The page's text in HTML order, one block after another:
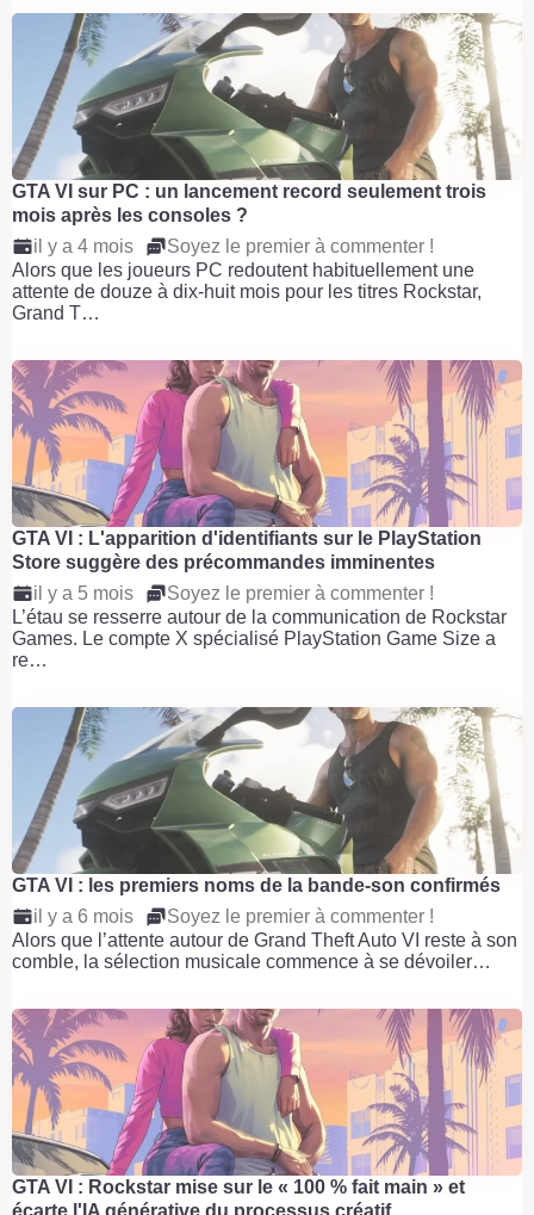
GTA VI sur PC : un lancement record seulement trois
mois après les consoles ?
il y a 4 mois
Soyez le premier à commenter !
Alors que les joueurs PC redoutent habituellement une
attente de douze à dix-huit mois pour les titres Rockstar,
Grand T…
GTA VI : L'apparition d'identifiants sur le PlayStation
Store suggère des précommandes imminentes
il y a 5 mois
Soyez le premier à commenter !
L’étau se resserre autour de la communication de Rockstar
Games. Le compte X spécialisé PlayStation Game Size a
re…
GTA VI : les premiers noms de la bande-son confirmés
il y a 6 mois
Soyez le premier à commenter !
Alors que l’attente autour de Grand Theft Auto VI reste à son
comble, la sélection musicale commence à se dévoiler…
GTA VI : Rockstar mise sur le « 100 % fait main » et